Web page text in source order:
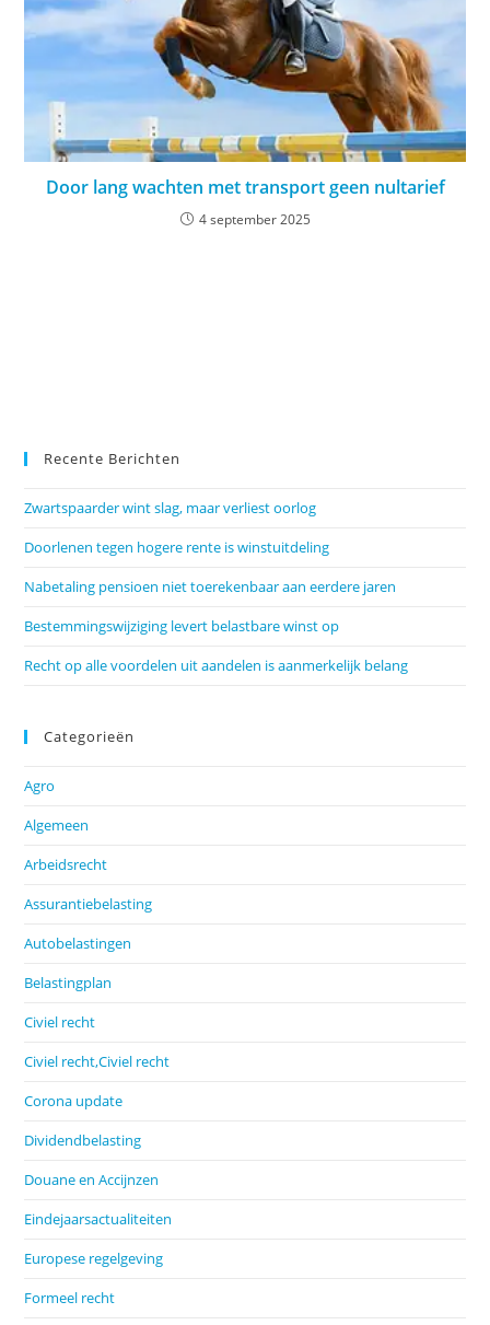
Door lang wachten met transport geen nultarief
4 september 2025
Recente Berichten
Zwartspaarder wint slag, maar verliest oorlog
Doorlenen tegen hogere rente is winstuitdeling
Nabetaling pensioen niet toerekenbaar aan eerdere jaren
Bestemmingswijziging levert belastbare winst op
Recht op alle voordelen uit aandelen is aanmerkelijk belang
Categorieën
Agro
Algemeen
Arbeidsrecht
Assurantiebelasting
Autobelastingen
Belastingplan
Civiel recht
Civiel recht,Civiel recht
Corona update
Dividendbelasting
Douane en Accijnzen
Eindejaarsactualiteiten
Europese regelgeving
Formeel recht